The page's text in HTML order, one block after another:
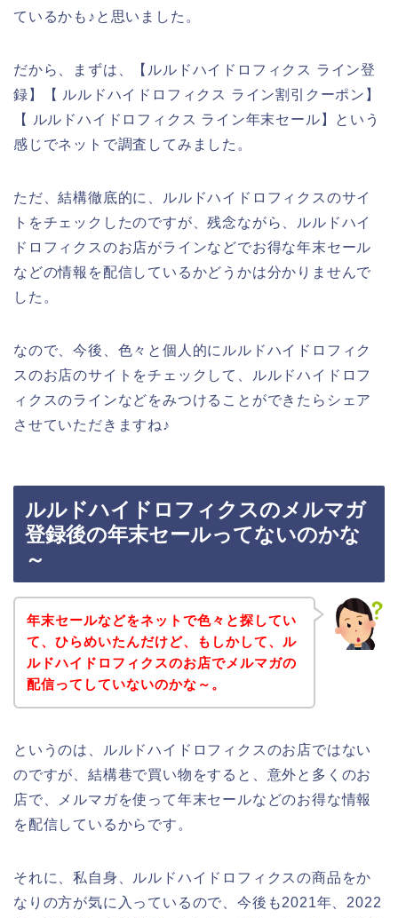
ているかも♪と思いました。
だから、まずは、【ルルドハイドロフィクス ライン登
録】【 ルルドハイドロフィクス ライン割引クーポン】
【 ルルドハイドロフィクス ライン年末セール】という
感じでネットで調査してみました。
ただ、結構徹底的に、ルルドハイドロフィクスのサイ
トをチェックしたのですが、残念ながら、ルルドハイ
ドロフィクスのお店がラインなどでお得な年末セール
などの情報を配信しているかどうかは分かりませんで
した。
なので、今後、色々と個人的にルルドハイドロフィク
スのお店のサイトをチェックして、ルルドハイドロフ
ィクスのラインなどをみつけることができたらシェア
させていただきますね♪
ルルドハイドロフィクスのメルマガ
登録後の年末セールってないのかな
～
年末セールなどをネットで色々と探してい
て、ひらめいたんだけど、もしかして、ル
ルドハイドロフィクスのお店でメルマガの
配信ってしていないのかな～。
というのは、ルルドハイドロフィクスのお店ではない
のですが、結構巷で買い物をすると、意外と多くのお
店で、メルマガを使って年末セールなどのお得な情報
を配信しているからです。
それに、私自身、ルルドハイドロフィクスの商品をか
なりの方が気に入っているので、今後も2021年、2022